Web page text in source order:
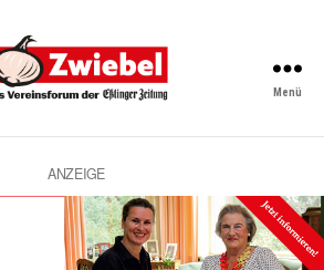
Vereinsforum
Eßlinger
Zeitung
Menü
ANZEIGE